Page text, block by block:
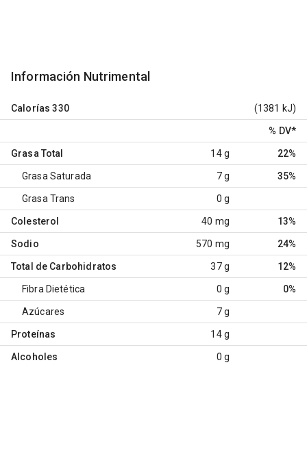
Información Nutrimental
Calorías 330 (1381 kJ)
% DV*
Grasa Total 14 g 22%
Grasa Saturada 7 g 35%
Grasa Trans 0 g
Colesterol 40 mg 13%
Sodio 570 mg 24%
Total de Carbohidratos 37 g 12%
Fibra Dietética 0 g 0%
Azúcares 7 g
Proteínas 14 g
Alcoholes 0 g